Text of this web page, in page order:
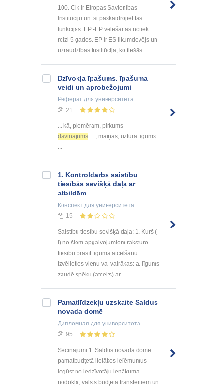
100. Cik ir Eiropas Savienības
Institūciju un īsi paskaidrojiet tās
funkcijas. EP -EP vēlēšanas notiek
reizi 5 gados. EP ir ES likumdevējs un
uzraudzības institūcija, ko tiešās ...
Dzīvokļa īpašums, īpašuma
veidi un aprobežojumi
Реферат для университета
21
... kā, piemēram, pirkums,
dāvinājums
, maiņas, uztura līgums
...
1. Kontroldarbs saistību
tiesībās sevišķā daļa ar
atbildēm
Конспект для университета
15
Saistību tiesību sevišķā daļa: 1. Kurš (-
i) no šiem apgalvojumiem raksturo
tiesību prasīt līguma atcelšanu:
Izvēlieties vienu vai vairākas: a. līgums
zaudē spēku (atcelts) ar ...
Pamatlīdzekļu uzskaite Saldus
novada domē
Дипломная для университета
95
Secinājumi 1. Saldus novada dome
pamatbudţetā lielākos ieľēmumus
iegūst no iedzīvotāju ienākuma
nodokļa, valsts budţeta transfertiem un